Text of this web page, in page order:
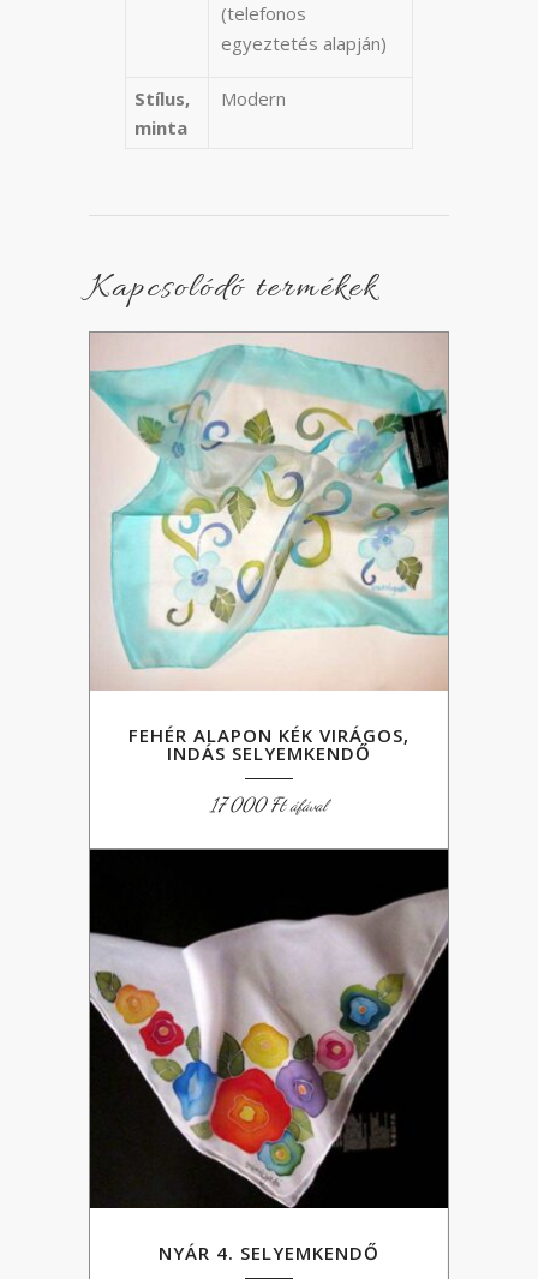
(telefonos
egyeztetés alapján)
Stílus,
minta
Modern
Kapcsolódó termékek
FEHÉR ALAPON KÉK VIRÁGOS,
INDÁS SELYEMKENDŐ
17 000Ft áfával
NYÁR 4. SELYEMKENDŐ